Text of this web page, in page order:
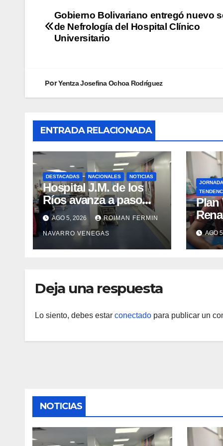
Gobierno Bolivariano entregó nuevo
de Nefrología del Hospital Clínico
Universitario
PorYentza Josefina Ochoa Rodríguez
ENTRADA RELACIONADA
DESTACADAS NACIONALES NOTICIAS
Hospital J.M. de los
Ríos avanza a paso
firme en su
recuperación tras los
recientes eventos
sísmicos
AGO 5, 2026 ROIMAN FERMIN
NAVARRO VENEGAS
​Plan
AGO
Deja una respuesta
Lo siento, debes estar conectado para publicar un
NOTICIAS